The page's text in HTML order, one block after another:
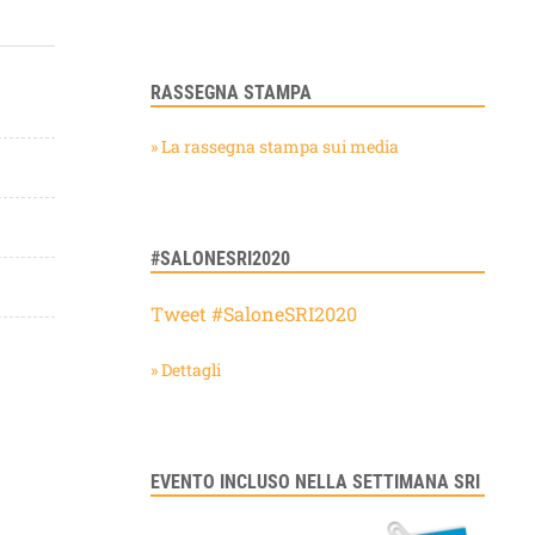
RASSEGNA STAMPA
» La rassegna stampa sui media
#SALONESRI2020
Tweet #SaloneSRI2020
» Dettagli
EVENTO INCLUSO NELLA SETTIMANA SRI